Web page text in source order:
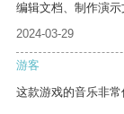
编辑文档、制作演示
2024-03-29
游客
这款游戏的音乐非常